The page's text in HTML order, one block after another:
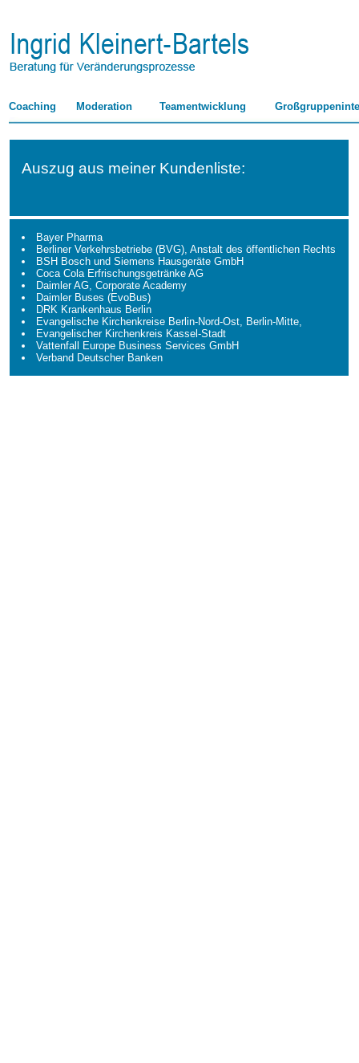
Coaching Moderation Teamentwicklung
Auszug aus meiner Kundenliste:
Bayer Pharma
Berliner Verkehrsbetriebe (BVG), Anstalt des öffentlichen Rechts
BSH Bosch und Siemens Hausgeräte GmbH
Coca Cola Erfrischungsgetränke AG
Daimler AG, Corporate Academy
Daimler Buses (EvoBus)
DRK Krankenhaus Berlin
Evangelische Kirchenkreise Berlin-Nord-Ost, Berlin-Mitte,
Evangelischer Kirchenkreis Kassel-Stadt
Vattenfall Europe Business Services GmbH
Verband Deutscher Banken